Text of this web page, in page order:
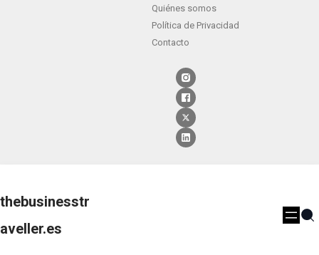
Quiénes somos
Política de Privacidad
Contacto
thebusinesstr
aveller.es